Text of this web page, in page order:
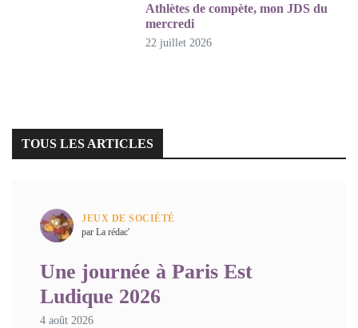
Athlètes de compète, mon JDS du
mercredi
22 juillet 2026
TOUS LES ARTICLES
JEUX DE SOCIÉTÉ
par La rédac'
Une journée à Paris Est
Ludique 2026
4 août 2026